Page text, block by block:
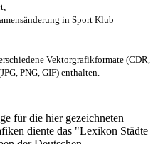
in Sport Klub
Vektorgrafikformate (CDR,
PNG, GIF) enthalten.
für die hier gezeichneten
diente das "Lexikon Städte